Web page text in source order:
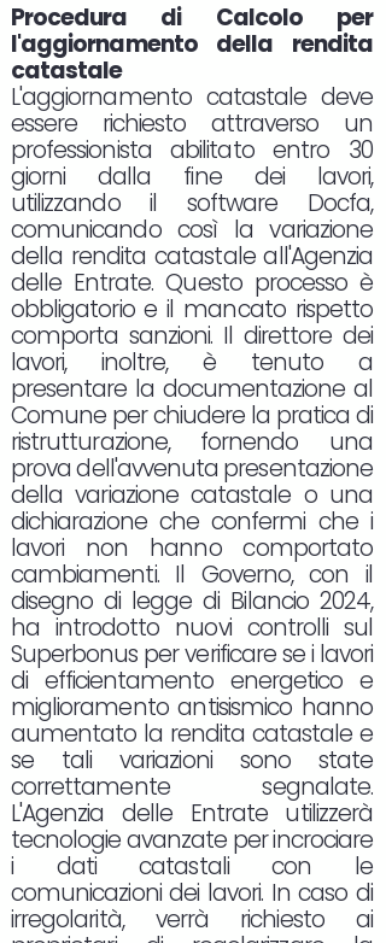
Procedura di Calcolo per
l'aggiornamento della rendita
catastale
L'aggiornamento catastale deve
essere richiesto attraverso un
professionista abilitato entro 30
giorni dalla fine dei lavori,
utilizzando il software Docfa,
comunicando così la variazione
della rendita catastale all'Agenzia
delle Entrate. Questo processo è
obbligatorio e il mancato rispetto
comporta sanzioni. Il direttore dei
lavori, inoltre, è tenuto a
presentare la documentazione al
Comune per chiudere la pratica di
ristrutturazione, fornendo una
prova dell'avvenuta presentazione
della variazione catastale o una
dichiarazione che confermi che i
lavori non hanno comportato
cambiamenti. Il Governo, con il
disegno di legge di Bilancio 2024,
ha introdotto nuovi controlli sul
Superbonus per verificare se i lavori
di efficientamento energetico e
miglioramento antisismico hanno
aumentato la rendita catastale e
se tali variazioni sono state
correttamente segnalate.
L'Agenzia delle Entrate utilizzerà
tecnologie avanzate per incrociare
i dati catastali con le
comunicazioni dei lavori. In caso di
irregolarità, verrà richiesto ai